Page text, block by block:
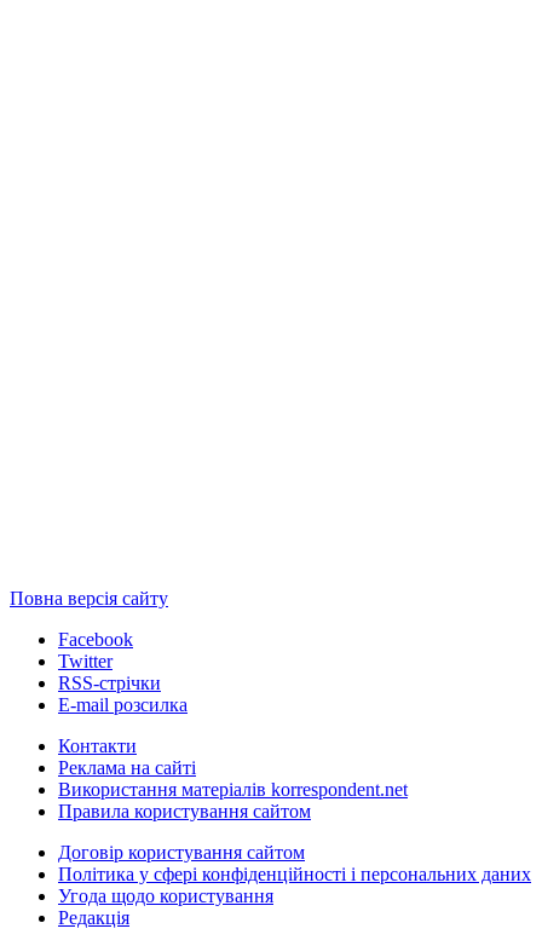
Повна версія сайту
Facebook
Twitter
RSS-стрічки
E-mail розсилка
Контакти
Реклама на сайті
Використання матеріалів korrespondent.net
Правила користування сайтом
Договір користування сайтом
Політика у сфері конфіденційності і персональних даних
Угода щодо користування
Редакція